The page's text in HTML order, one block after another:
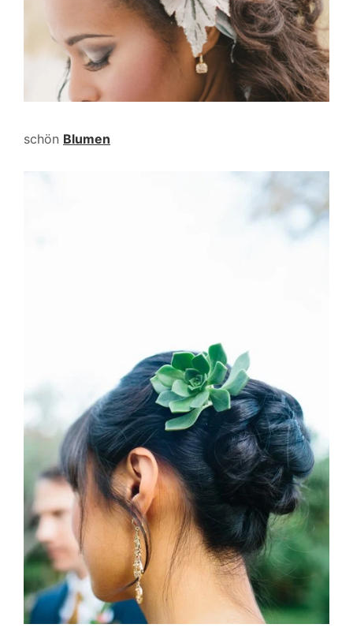
schön Blumen